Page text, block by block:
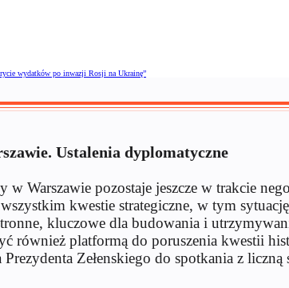
wydatków po inwazji Rosji na Ukrainę”
Ustalenia dyplomatyczne
Warszawie pozostaje jeszcze w trakcie
kwestie strategiczne, w tym
kluczowe dla budowania i
również platformą do poruszenia kwestii
Zełenskiego do spotkania z liczną